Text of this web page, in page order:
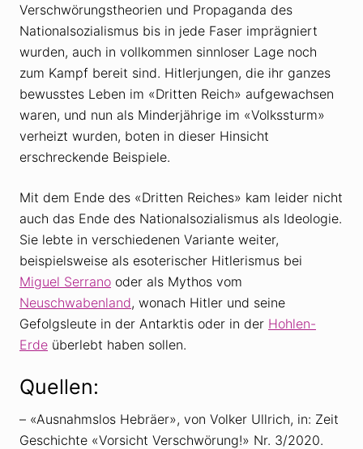
Verschwörungstheorien und Propaganda des
Nationalsozialismus bis in jede Faser imprägniert
wurden, auch in vollkommen sinnloser Lage noch
zum Kampf bereit sind. Hitlerjungen, die ihr ganzes
bewusstes Leben im «Dritten Reich» aufgewachsen
waren, und nun als Minderjährige im «Volkssturm»
verheizt wurden, boten in dieser Hinsicht
erschreckende Beispiele.
Mit dem Ende des «Dritten Reiches» kam leider nicht
auch das Ende des Nationalsozialismus als Ideologie.
Sie lebte in verschiedenen Variante weiter,
beispielsweise als esoterischer Hitlerismus bei
Miguel Serrano oder als Mythos vom
Neuschwabenland, wonach Hitler und seine
Gefolgsleute in der Antarktis oder in der Hohlen-
Erde überlebt haben sollen.
Quellen:
– «Ausnahmslos Hebräer», von Volker Ullrich, in: Zeit
Geschichte «Vorsicht Verschwörung!» Nr. 3/2020.